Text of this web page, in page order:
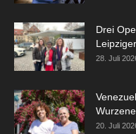
Drei
28. Juli
20. Juli